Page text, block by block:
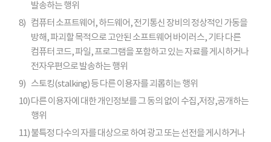
발송하는 행위
8) 컴퓨터 소프트웨어, 하드웨어, 전기통신 장비의 정상적인 가동을
방해, 파괴할 목적으로 고안된 소프트웨어 바이러스, 기타 다른
컴퓨터 코드, 파일, 프로그램을 포함하고 있는 자료를 게시하거나
전자우편으로 발송하는 행위
9) 스토킹(stalking) 등 다른 이용자를 괴롭히는 행위
10)다른 이용자에 대한 개인정보를 그 동의 없이 수집,저장,공개하는
행위
11)불특정 다수의 자를 대상으로 하여 광고 또는 선전을 게시하거나